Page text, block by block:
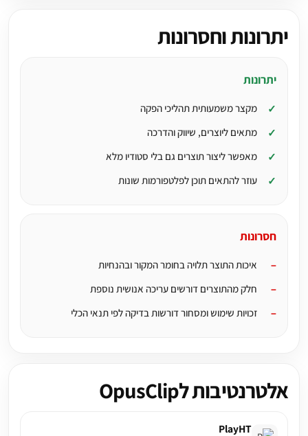
יתרונות וחסרונות
יתרונות
מקצר משמעותית תהליכי הפקה
מתאים ליוצרים, שיווק והדרכה
מאפשר ליצור תוצרים גם בלי סטודיו מלא
עוזר להתאים תוכן לפלטפורמות שונות
חסרונות
איכות התוצר תלויה בחומר המקור ובהנחיות
חלק מהתוצרים דורשים עריכה אנושית נוספת
זכויות שימוש ומסחור דורשות בדיקה לפי תנאי הכלי
אלטרנטיבות לOpusClip
PlayHT